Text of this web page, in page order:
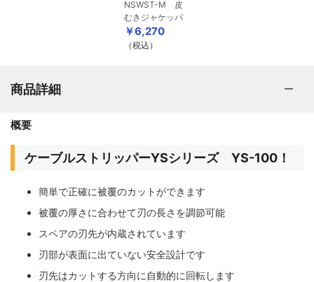
NSWST-M 皮
むきジャケッパ
￥6,270
（税込）
商品詳細
概要
ケーブルストリッパーYSシリーズ YS-100！
簡単で正確に被覆のカットができます
被覆の厚さに合わせて刃の長さを調節可能
スペアの刃先が内蔵されています
刃部が表面に出ていない安全設計です
刃先はカットする方向に自動的に回転します